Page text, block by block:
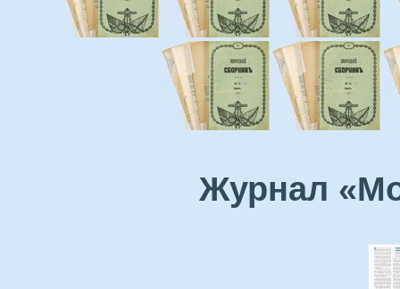
Журнал